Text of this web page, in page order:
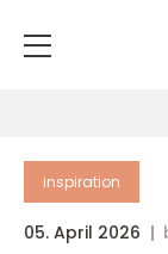
inspiration
05. April 2026